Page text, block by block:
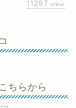
11287 view
ちらから